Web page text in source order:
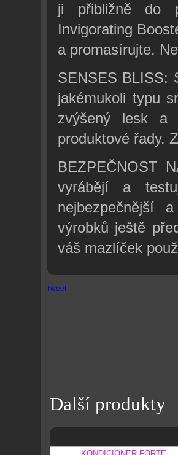
ji přibližně do
Invigorating
a promasírujte.
SENSES BLISS:
jakémukoli typu
zvýšený lesk a
produktové řady.
BEZPEČNOST
vyrábějí a
nejbezpečnější
výrobků ještě
váš mazlíček
Tweet
Další produkty